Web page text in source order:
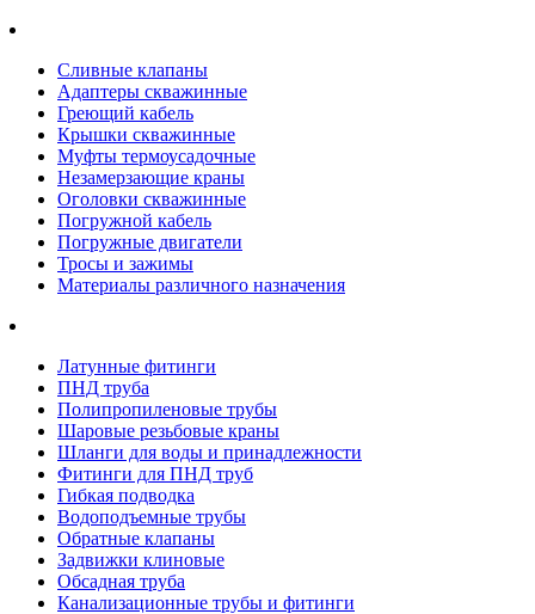
Сливные клапаны
Адаптеры скважинные
Греющий кабель
Крышки скважинные
Муфты термоусадочные
Незамерзающие краны
Оголовки скважинные
Погружной кабель
Погружные двигатели
Тросы и зажимы
Материалы различного назначения
Латунные фитинги
ПНД труба
Полипропиленовые трубы
Шаровые резьбовые краны
Шланги для воды и принадлежности
Фитинги для ПНД труб
Гибкая подводка
Водоподъемные трубы
Обратные клапаны
Задвижки клиновые
Обсадная труба
Канализационные трубы и фитинги